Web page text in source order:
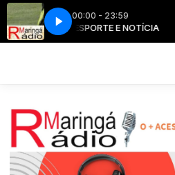
00:00 - 23:59
MÚSICA, ESPORTE E NOTÍCIA